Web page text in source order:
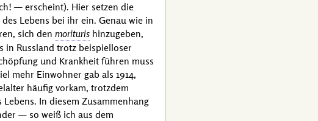
— erscheint). Hier setzen die
Lebens bei ihr ein. Genau wie in
sich den morituris hinzugeben,
in Russland trotz beispielloser
und Krankheit führen muss
mehr Einwohner gab als 1914,
häufig vorkam, trotzdem
In diesem Zusammenhang
— so weiß ich aus dem